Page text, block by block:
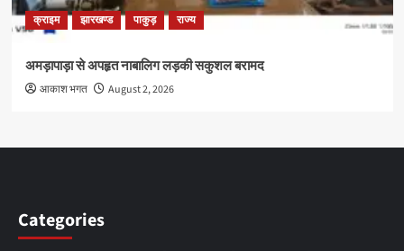
क्राइम झारखण्ड पाकुड़ राज्य
अमड़ापाड़ा से अपहृत नाबालिग लड़की सकुशल बरामद
आकाश भगत August 2, 2026
Categories